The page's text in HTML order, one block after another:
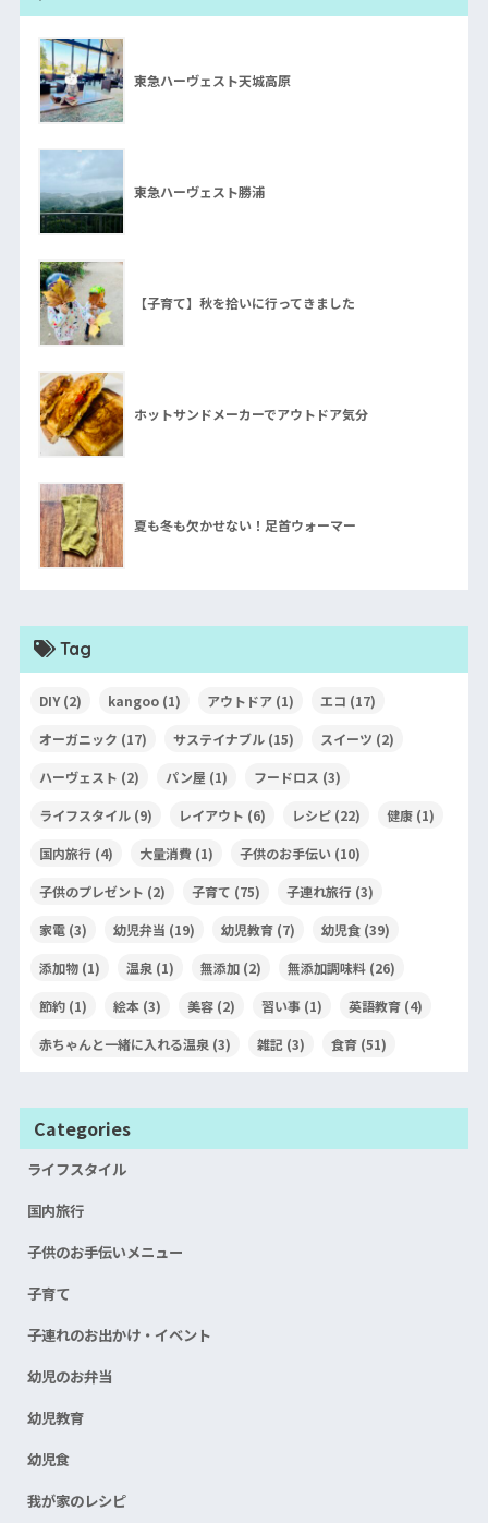
東急ハーヴェスト天城高原
東急ハーヴェスト勝浦
【子育て】秋を拾いに行ってきました
ホットサンドメーカーでアウトドア気分
夏も冬も欠かせない！足首ウォーマー
Tag
DIY(2) kangoo(1) アウトドア(1) エコ (17)
オーガニック (17) サステイナブル(15) スイーツ (2)
ハーヴェスト (2) パン屋 (1) フードロス (3)
ライフスタイル(9) レイアウト (6) レシピ(22) 健康(1)
国内旅行 (4) 大量消費(1) 子供のお手伝い(10)
子供のプレゼント (2) 子育て (75) 子連れ旅行 (3)
家電(3) 幼児弁当 (19) 幼児教育(7) 幼児食(39)
添加物(1) 温泉 (1) 無添加(2) 無添加調味料(26)
節約(1) 絵本 (3) 美容(2) 習い事(1) 英語教育(4)
赤ちゃんと一緒に入れる温泉 (3) 雑記 (3) 食育(51)
Categories
ライフスタイル
国内旅行
子供のお手伝いメニュー
子育て
子連れのお出かけ・イベント
幼児のお弁当
幼児教育
幼児食
我が家のレシピ